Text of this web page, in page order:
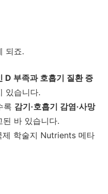
되죠.
D 부족과 호흡기 질환 증
있습니다.
록 감기·호흡기 감염·사망
바 있습니다.
제 학술지 Nutrients 메타